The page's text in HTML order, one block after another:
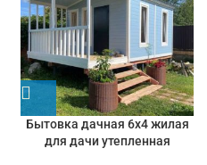
Бытовка дачная 6х4 жилая
для дачи утепленная